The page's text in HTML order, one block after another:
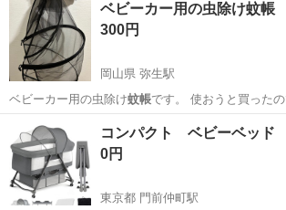
ベビーカー用の虫除け蚊帳
300円
岡山県 弥生駅
ベビーカー用の虫除け蚊帳です。 使おうと買った
岡山 弥生駅
コンパクト ベビーベッド
0円
東京都 門前仲町駅